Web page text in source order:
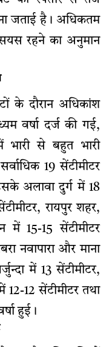
जताई है। अधिकतम
रहने का अनुमान
के दौरान अधिकांश
वर्षा दर्ज की गई,
से बहुत भारी
19 सेंटीमीटर
अलावा दुर्ग में 18
रायपुर शहर,
में 15-15 सेंटीमीटर
नवापारा और माना
में 13 सेंटीमीटर,
12-12 सेंटीमीटर तथा
हुई।